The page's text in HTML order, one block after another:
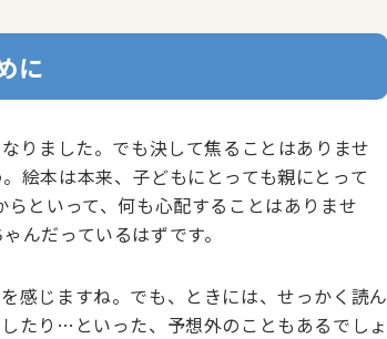
に
りました。でも決して焦ることはありませ
絵本は本来、子どもにとっても親にとって
といって、何も心配することはありませ
んだっているはずです。
感じますね。でも、ときには、せっかく読ん
たり…といった、予想外のこともあるでしょ